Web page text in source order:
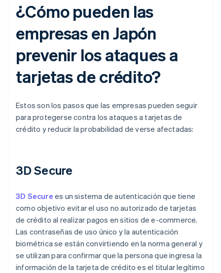
¿Cómo pueden las
empresas en Japón
prevenir los ataques a
tarjetas de crédito?
Estos son los pasos que las empresas pueden seguir
para protegerse contra los ataques a tarjetas de
crédito y reducir la probabilidad de verse afectadas:
3D Secure
3D Secure es un sistema de autenticación que tiene
como objetivo evitar el uso no autorizado de tarjetas
de crédito al realizar pagos en sitios de e-commerce.
Las contraseñas de uso único y la autenticación
biométrica se están convirtiendo en la norma general y
se utilizan para confirmar que la persona que ingresa la
información de la tarjeta de crédito es el titular legítimo